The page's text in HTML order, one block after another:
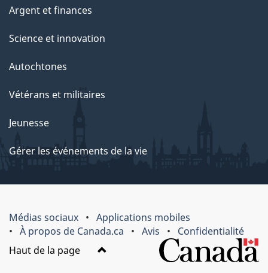
Argent et finances
Science et innovation
Autochtones
Vétérans et militaires
Jeunesse
Gérer les événements de la vie
Médias sociaux
Applications mobiles
À propos de Canada.ca
Avis
Confidentialité
Haut de la page